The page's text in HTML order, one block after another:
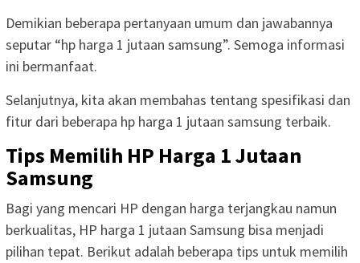
Demikian beberapa pertanyaan umum dan jawabannya
seputar “hp harga 1 jutaan samsung”. Semoga informasi
ini bermanfaat.
Selanjutnya, kita akan membahas tentang spesifikasi dan
fitur dari beberapa hp harga 1 jutaan samsung terbaik.
Tips Memilih HP Harga 1 Jutaan
Samsung
Bagi yang mencari HP dengan harga terjangkau namun
berkualitas, HP harga 1 jutaan Samsung bisa menjadi
pilihan tepat. Berikut adalah beberapa tips untuk memilih